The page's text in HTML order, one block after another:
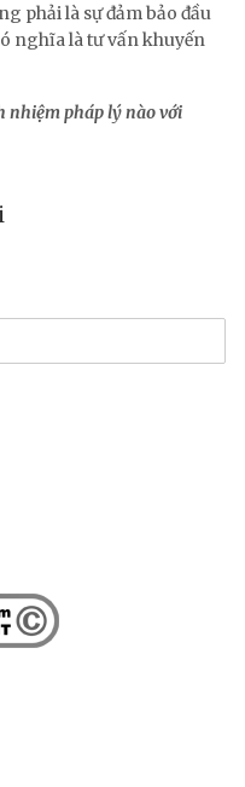
phải là sự đảm bảo đầu
nghĩa là tư vấn khuyến
nhiệm pháp lý nào với